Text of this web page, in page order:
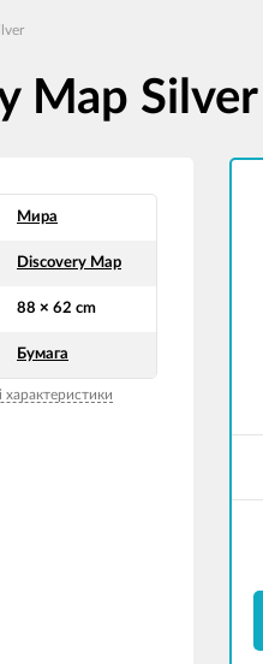
Map Silver
Мира
Discovery Map
88 × 62 cm
Бумага
характеристики